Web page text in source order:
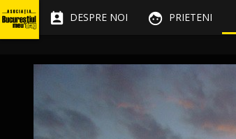
 DESPRE NOI  PRIETENI